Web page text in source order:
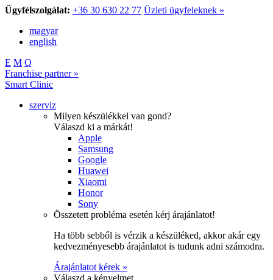
Ügyfélszolgálat: +36 30 630 22 77 Üzleti ügyfeleknek »
magyar
english
E M Q
Franchise partner »
Smart Clinic
szerviz
Milyen készülékkel van gond?
Válaszd ki a márkát!
Apple
Samsung
Google
Huawei
Xiaomi
Honor
Sony
Összetett probléma esetén kérj árajánlatot!
Ha több sebből is vérzik a készüléked, akkor akár egy
kedvezményesebb árajánlatot is tudunk adni számodra.
Árajánlatot kérek »
Válaszd a kényelmet,